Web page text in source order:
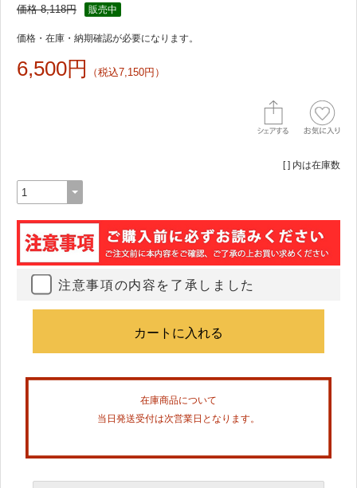
価格 8,118円 販売中
価格・在庫・納期確認が必要になります。
6,500円 （税込7,150円）
[ ] 内は在庫数
注意事項の内容を了承しました
在庫商品について
当日発送受付は次営業日となります。